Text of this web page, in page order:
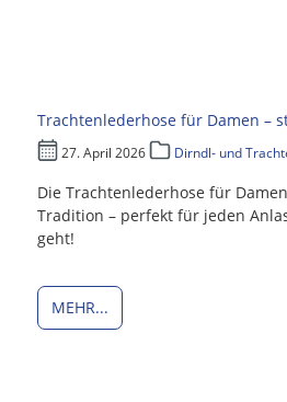
Trachtenlederhose für Damen –
27. April 2026 Dirndl- und
Die Trachtenlederhose für
Tradition – perfekt für jeden
geht!
MEHR...